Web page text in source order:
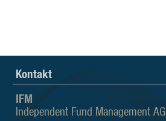
Kontakt
IFM
Independent Fund Management AG